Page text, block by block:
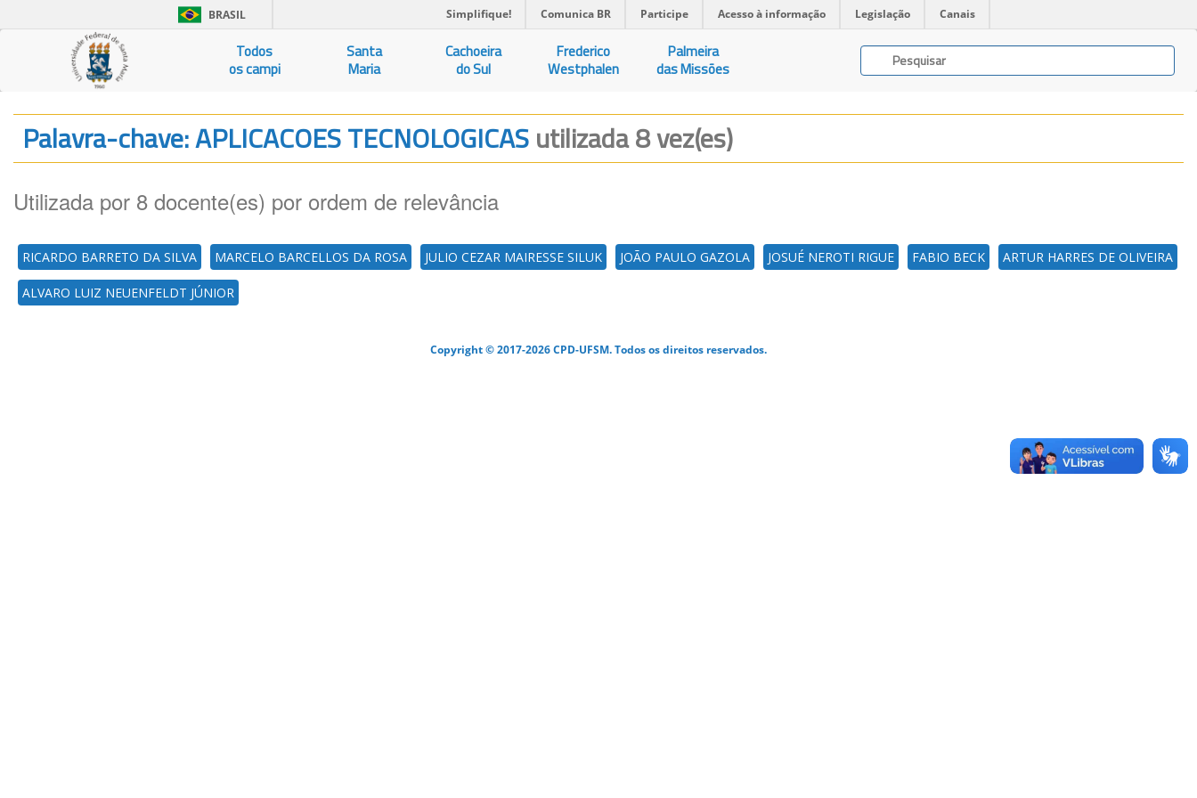
BRASIL Simplifique! Comunica BR Participe Acesso à informação Legislação Canais
Todos
os campi
Santa
Maria
Cachoeira
do Sul
Frederico
Westphalen
Palmeira
das Missões
Palavra-chave: APLICACOES TECNOLOGICASutilizada 8 vez(es)
Utilizada por 8 docente(es) por ordem de relevância
RICARDO BARRETO DA SILVA MARCELO BARCELLOS DA ROSA JULIO CEZAR MAIRESSE SILUK JOÃO PAULO GAZOLA JOSUÉ NEROTI RIGUE FABIO BECK ARTUR HARRES DE OLIVEIRA
ALVARO LUIZ NEUENFELDT JÚNIOR
Copyright © 2017-2026 CPD-UFSM. Todos os direitos reservados.